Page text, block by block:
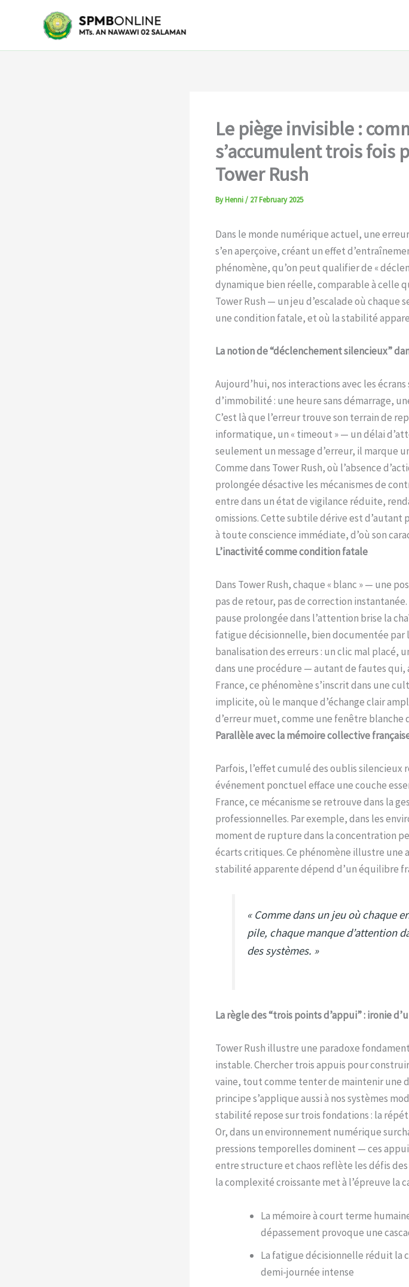
Le piège invisible :
s’accumulent trois fois
Tower Rush
ByHenni/ 27 February 2025
Dans le monde numérique actuel, une
s’en aperçoive, créant un effet
phénomène, qu’on peut qualifier de «
dynamique bien réelle, comparable à celle
Tower Rush — un jeu d’escalade où
une condition fatale, et où la stabilité
La notion de “déclenchement silencieux”
Aujourd’hui, nos interactions avec les
d’immobilité : une heure sans démarrage,
C’est là que l’erreur trouve son terrain de
informatique, un « timeout » — un délai
seulement un message d’erreur, il marque
Comme dans Tower Rush, où l’absence
prolongée désactive les mécanismes de
entre dans un état de vigilance réduite,
omissions. Cette subtile dérive est d’autant
à toute conscience immédiate, d’où son
L’inactivité comme condition fatale
Dans Tower Rush, chaque « blanc » — une
pas de retour, pas de correction
pause prolongée dans l’attention brise la
fatigue décisionnelle, bien documentée par
banalisation des erreurs : un clic mal placé,
dans une procédure — autant de fautes
France, ce phénomène s’inscrit dans une
implicite, où le manque d’échange clair
d’erreur muet, comme une fenêtre blanche
Parallèle avec la mémoire collective
Parfois, l’effet cumulé des oublis silencieux
événement ponctuel efface une couche
France, ce mécanisme se retrouve dans la
professionnelles. Par exemple, dans les
moment de rupture dans la concentration
écarts critiques. Ce phénomène illustre une
stabilité apparente dépend d’un équilibre
« Comme dans un jeu où chaque
pile, chaque manque d’attention
des systèmes. »
La règle des “trois points d’appui” : ironie
Tower Rush illustre une paradoxe
instable. Chercher trois appuis pour
vaine, tout comme tenter de maintenir une
principe s’applique aussi à nos systèmes
stabilité repose sur trois fondations : la
Or, dans un environnement numérique
pressions temporelles dominent — ces
entre structure et chaos reflète les défis
la complexité croissante met à l’épreuve la
La mémoire à court terme
dépassement provoque une
La fatigue décisionnelle réduit la
demi-journée intense